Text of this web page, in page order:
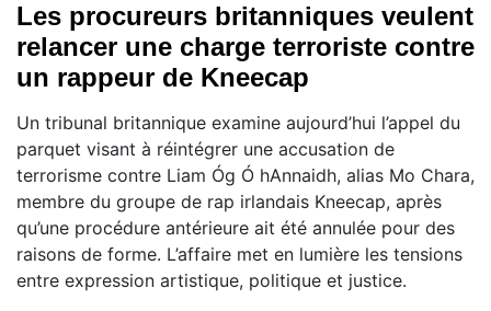
Les procureurs britanniques veulent
relancer une charge terroriste contre
un rappeur de Kneecap
Un tribunal britannique examine aujourd’hui l’appel du
parquet visant à réintégrer une accusation de
terrorisme contre Liam Óg Ó hAnnaidh, alias Mo Chara,
membre du groupe de rap irlandais Kneecap, après
qu’une procédure antérieure ait été annulée pour des
raisons de forme. L’affaire met en lumière les tensions
entre expression artistique, politique et justice.